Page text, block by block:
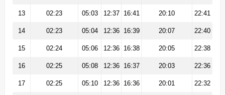
13 02:23 05:03 12:37 16:41 20:10 22:41
14 02:23 05:04 12:36 16:39 20:07 22:40
15 02:24 05:06 12:36 16:38 20:05 22:38
16 02:25 05:08 12:36 16:37 20:03 22:36
17 02:25 05:10 12:36 16:36 20:01 22:32